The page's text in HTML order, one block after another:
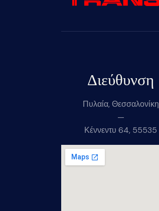
Διεύθυνση
Πυλαία, Θεσσαλονίκη
—
Κέννεντυ 64, 55535